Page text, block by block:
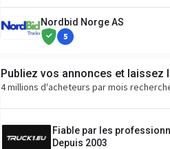
Nordbid Norge AS
5
Publiez vos annonces et laissez
4 millions d'acheteurs par mois
Fiable par les
Depuis 2003